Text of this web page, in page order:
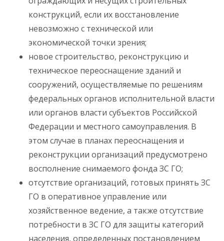
конструкций, если их восстановление
невозможно с технической или
экономической точки зрения;
новое строительство, реконструкцию и
техническое переоснащение зданий и
сооружений, осуществляемые по решениям
федеральных органов исполнительной власти
или органов власти субъектов Российской
Федерации и местного самоуправления. В
этом случае в планах переоснащения и
реконструкции организаций предусмотрено
восполнение снимаемого фонда ЗС ГО;
отсутствие организаций, готовых принять ЗС
ГО в оперативное управление или
хозяйственное ведение, а также отсутствие
потребности в ЗС ГО для защиты категорий
населения, определенных постановлением